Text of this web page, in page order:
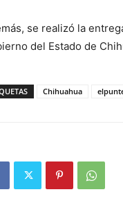
se realizó la
del Estado de
Chihuahua